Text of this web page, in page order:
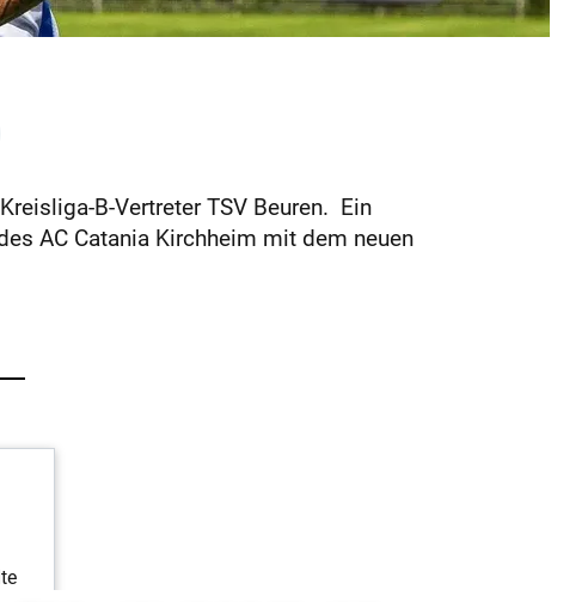
B-Vertreter TSV Beuren. Ein
AC Catania Kirchheim mit dem neuen